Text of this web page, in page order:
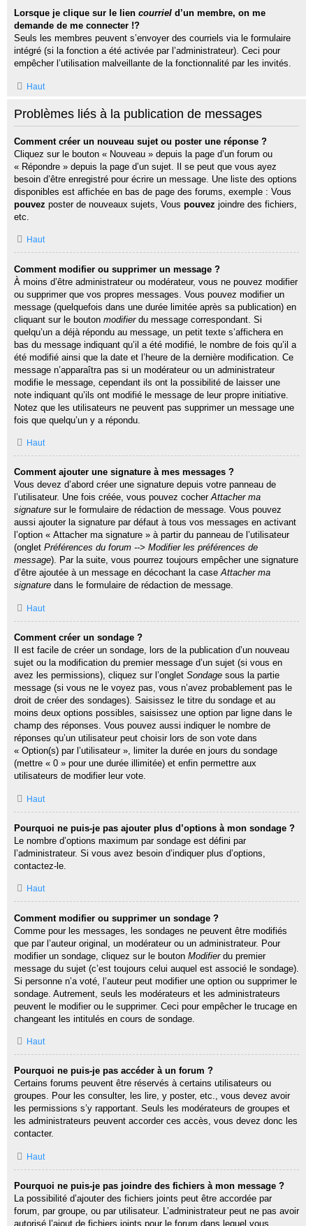
Lorsque je clique sur le lien courriel d’un membre, on me
demande de me connecter !?
Seuls les membres peuvent s’envoyer des courriels via le formulaire
intégré (si la fonction a été activée par l’administrateur). Ceci pour
empêcher l’utilisation malveillante de la fonctionnalité par les invités.
Haut
Problèmes liés à la publication de messages
Comment créer un nouveau sujet ou poster une réponse ?
Cliquez sur le bouton « Nouveau » depuis la page d’un forum ou
« Répondre » depuis la page d’un sujet. Il se peut que vous ayez
besoin d’être enregistré pour écrire un message. Une liste des options
disponibles est affichée en bas de page des forums, exemple : Vous
pouvez poster de nouveaux sujets, Vous pouvez joindre des fichiers,
etc.
Haut
Comment modifier ou supprimer un message ?
À moins d’être administrateur ou modérateur, vous ne pouvez modifier
ou supprimer que vos propres messages. Vous pouvez modifier un
message (quelquefois dans une durée limitée après sa publication) en
cliquant sur le bouton modifierdu message correspondant. Si
quelqu’un a déjà répondu au message, un petit texte s’affichera en
bas du message indiquant qu’il a été modifié, le nombre de fois qu’il a
été modifié ainsi que la date et l’heure de la dernière modification. Ce
message n’apparaîtra pas si un modérateur ou un administrateur
modifie le message, cependant ils ont la possibilité de laisser une
note indiquant qu’ils ont modifié le message de leur propre initiative.
Notez que les utilisateurs ne peuvent pas supprimer un message une
fois que quelqu’un y a répondu.
Haut
Comment ajouter une signature à mes messages ?
Vous devez d’abord créer une signature depuis votre panneau de
l’utilisateur. Une fois créée, vous pouvez cocherAttacher ma
signature sur le formulaire de rédaction de message. Vous pouvez
aussi ajouter la signature par défaut à tous vos messages en activant
l’option « Attacher ma signature » à partir du panneau de l’utilisateur
(onglet Préférences du forum --> Modifier les préférences de
message). Par la suite, vous pourrez toujours empêcher une signature
d’être ajoutée à un message en décochant la caseAttacher ma
signature dans le formulaire de rédaction de message.
Haut
Comment créer un sondage ?
Il est facile de créer un sondage, lors de la publication d’un nouveau
sujet ou la modification du premier message d’un sujet (si vous en
avez les permissions), cliquez sur l’onglet Sondage sous la partie
message (si vous ne le voyez pas, vous n’avez probablement pas le
droit de créer des sondages). Saisissez le titre du sondage et au
moins deux options possibles, saisissez une option par ligne dans le
champ des réponses. Vous pouvez aussi indiquer le nombre de
réponses qu’un utilisateur peut choisir lors de son vote dans
« Option(s) par l’utilisateur », limiter la durée en jours du sondage
(mettre « 0 » pour une durée illimitée) et enfin permettre aux
utilisateurs de modifier leur vote.
Haut
Pourquoi ne puis-je pas ajouter plus d’options à mon sondage ?
Le nombre d’options maximum par sondage est défini par
l’administrateur. Si vous avez besoin d’indiquer plus d’options,
contactez-le.
Haut
Comment modifier ou supprimer un sondage ?
Comme pour les messages, les sondages ne peuvent être modifiés
que par l’auteur original, un modérateur ou un administrateur. Pour
modifier un sondage, cliquez sur le bouton Modifierdu premier
message du sujet (c’est toujours celui auquel est associé le sondage).
Si personne n’a voté, l’auteur peut modifier une option ou supprimer le
sondage. Autrement, seuls les modérateurs et les administrateurs
peuvent le modifier ou le supprimer. Ceci pour empêcher le trucage en
changeant les intitulés en cours de sondage.
Haut
Pourquoi ne puis-je pas accéder à un forum ?
Certains forums peuvent être réservés à certains utilisateurs ou
groupes. Pour les consulter, les lire, y poster, etc., vous devez avoir
les permissions s’y rapportant. Seuls les modérateurs de groupes et
les administrateurs peuvent accorder ces accès, vous devez donc les
contacter.
Haut
Pourquoi ne puis-je pas joindre des fichiers à mon message ?
La possibilité d’ajouter des fichiers joints peut être accordée par
forum, par groupe, ou par utilisateur. L’administrateur peut ne pas avoir
autorisé l’ajout de fichiers joints pour le forum dans lequel vous